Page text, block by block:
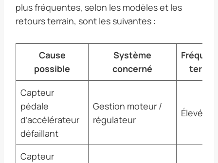
plus fréquentes, selon les modèles et les
retours terrain, sont les suivantes :
Cause
possible
Système
concerné
terrain
Capteur
pédale
d’accélérateur
défaillant
Gestion moteur /
régulateur
Élevée
Capteur